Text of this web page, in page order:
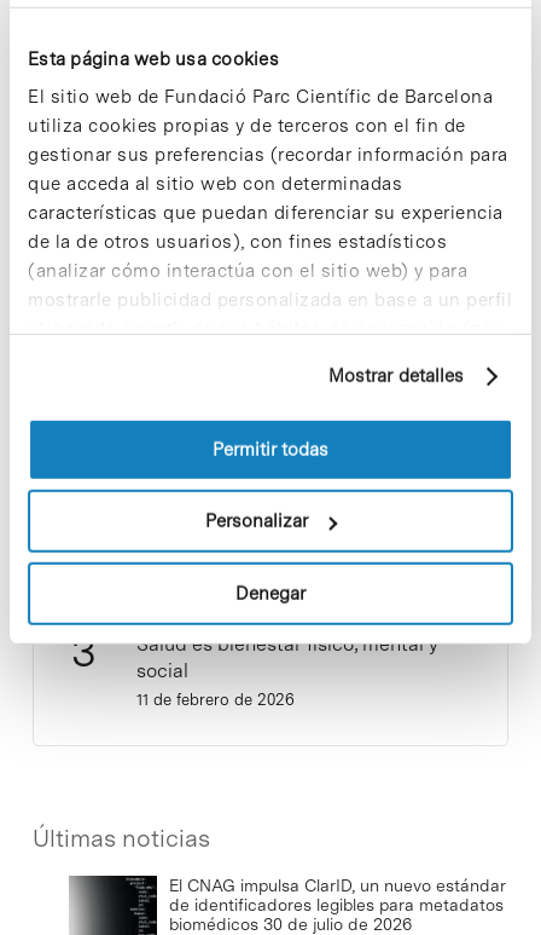
Esta página web usa cookies
El sitio web de Fundació Parc Científic de Barcelona
utiliza cookies propias y de terceros con el fin de
gestionar sus preferencias (recordar información para
que acceda al sitio web con determinadas
características que puedan diferenciar su experiencia
de la de otros usuarios), con fines estadísticos
(analizar cómo interactúa con el sitio web) y para
mostrarle publicidad personalizada en base a un perfil
elaborado a partir de sus hábitos de navegación (por
información sobre las cookies puede consultar
la Política de cookies del sitio web.
Mostrar detalles
Permitir todas
Personalizar
Denegar
Noticias más vistas
Los proyectos colectivos son
enriquecedores. ¡Participa y haz
crecer la Sostenibilidad en el PCB!
9 de septiembre de 2025
¡Ayúdanos a hacer crecer «Notas de
Sostenibilidad»! ¿Quieres participar
y ser una fuente de inspiración?
3 de septiembre de 2025
Salud es bienestar físico, mental y
social
11 de febrero de 2026
Últimas noticias
El CNAG impulsa ClarID, un nuevo estándar
de identificadores legibles para metadatos
biomédicos 30 de julio de 2026